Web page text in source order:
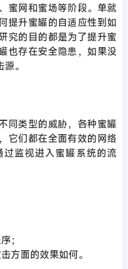
蜜网和蜜场等阶段。单就
提升蜜罐的自适应性到如
究的目的都是为了提升蜜
也存在安全隐患，如果没
。
同类型的威胁，各种蜜罐
它们都在全面有效的网络
监视进入蜜罐系统的流
；
方面的效果如何。